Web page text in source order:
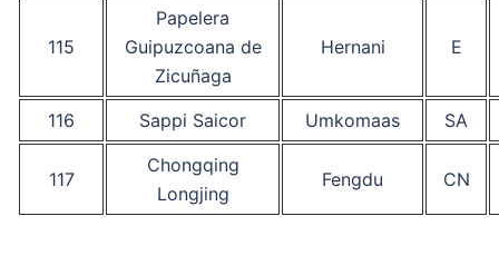
115
Papelera
Guipuzcoana de
Zicuñaga
Hernani E
116 Sappi Saicor Umkomaas SA
117
Chongqing
Longjing
Fengdu CN